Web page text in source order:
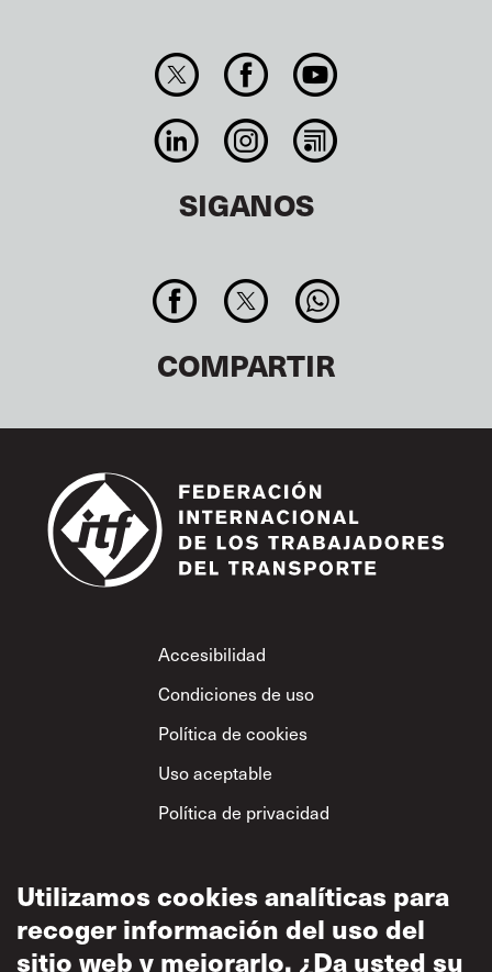
SIGANOS
COMPARTIR
Footer
Accesibilidad
Condiciones de uso
Política de cookies
Uso aceptable
Política de privacidad
Utilizamos cookies analíticas para
recoger información del uso del
sitio web y mejorarlo. ¿Da usted su